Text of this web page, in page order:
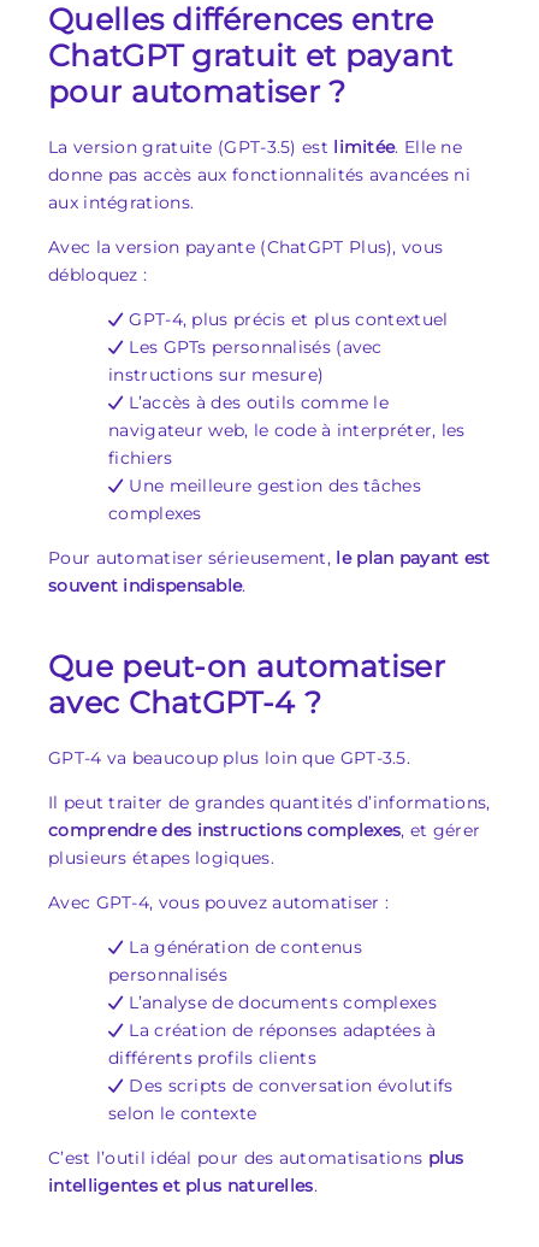
Quelles différences entre
ChatGPT gratuit et payant
pour automatiser ?
La version gratuite (GPT-3.5) est limitée. Elle ne
donne pas accès aux fonctionnalités avancées ni
aux intégrations.
Avec la version payante (ChatGPT Plus), vous
débloquez :
GPT-4, plus précis et plus contextuel
Les GPTs personnalisés (avec
instructions sur mesure)
L’accès à des outils comme le
navigateur web, le code à interpréter, les
fichiers
Une meilleure gestion des tâches
complexes
Pour automatiser sérieusement, le plan payant est
souvent indispensable.
Que peut-on automatiser
avec ChatGPT-4 ?
GPT-4 va beaucoup plus loin que GPT-3.5.
Il peut traiter de grandes quantités d’informations,
comprendre des instructions complexes, et gérer
plusieurs étapes logiques.
Avec GPT-4, vous pouvez automatiser :
La génération de contenus
personnalisés
L’analyse de documents complexes
La création de réponses adaptées à
différents profils clients
Des scripts de conversation évolutifs
selon le contexte
C’est l’outil idéal pour des automatisations plus
intelligentes et plus naturelles.